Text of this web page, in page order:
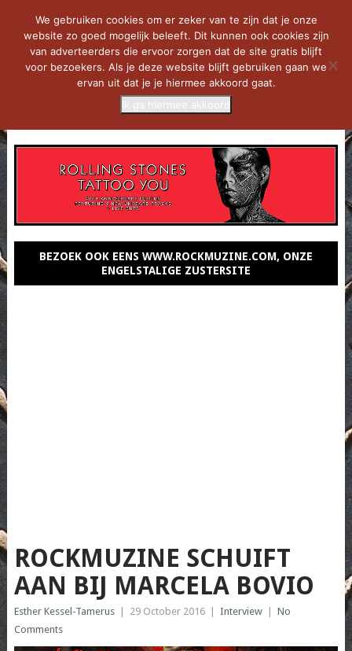
BEZOEK OOK EENS WWW.ROCKMUZINE.COM, ONZE
ENGELSTALIGE ZUSTERSITE
ROCKMUZINE SCHUIFT
AAN BIJ MARCELA BOVIO
Esther Kessel-Tamerus 29 October 2016 Interview
No
Comments
We gebruiken cookies om er zeker van te zijn dat je onze
website zo goed mogelijk beleeft. Dit kunnen ook cookies zijn
van adverteerders die ervoor zorgen dat de site gratis blijft
voor bezoekers. Als je deze website blijft gebruiken gaan we
ervan uit dat je je hiermee akkoord gaat.
Ik ga hiermee akkoord